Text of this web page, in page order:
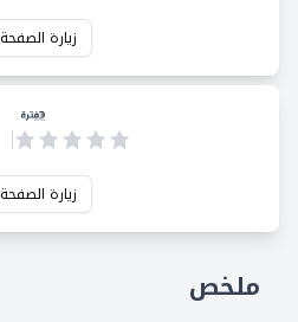
زيارة الصفحة
زيارة الصفحة
ملخص